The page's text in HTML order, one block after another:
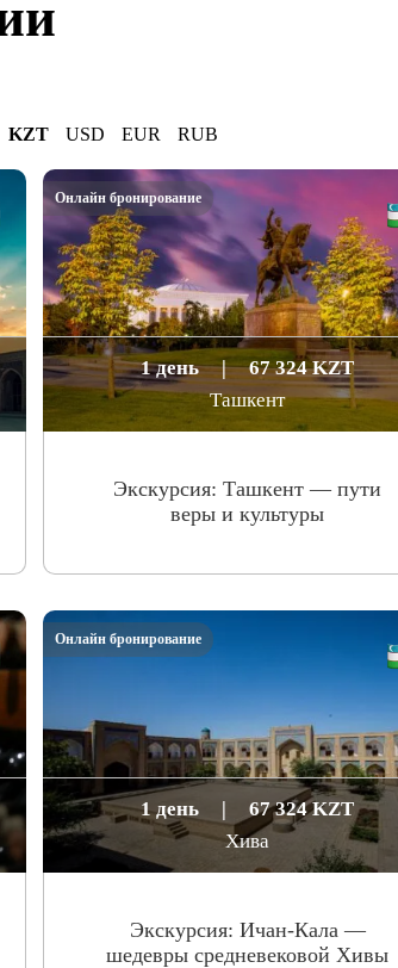
KZT USD EUR RUB
1 день |
67 324 KZT
Ташкент
Экскурсия: Ташкент — пути
веры и культуры
Онлайн бронирование
1 день |
67 324 KZT
Хива
Экскурсия: Ичан-Кала —
шедевры средневековой Хивы
Онлайн бронирование